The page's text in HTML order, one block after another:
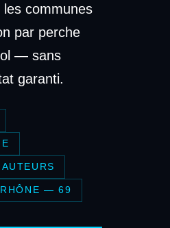
communes
par perche
— sans
garanti.
RHÔNE — 69